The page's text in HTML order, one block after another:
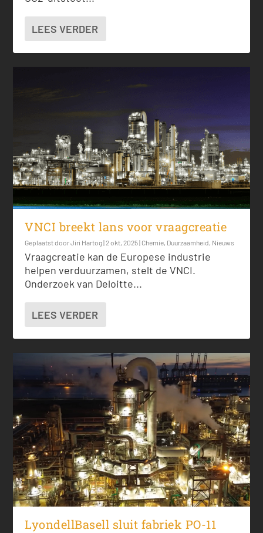
LEES VERDER
VNCI breekt lans voor vraagcreatie
Geplaatst doorJiri Hartog|2 okt, 2025| Chemie, Duurzaamheid, Nieuws
Vraagcreatie kan de Europese industrie
helpen verduurzamen, stelt de VNCI.
Onderzoek van Deloitte...
LEES VERDER
LyondellBasell sluit fabriek PO-11